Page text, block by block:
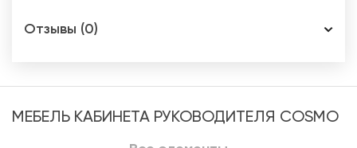
Отзывы (0)
МЕБЕЛЬ КАБИНЕТА РУКОВОДИТЕЛЯ COSMO